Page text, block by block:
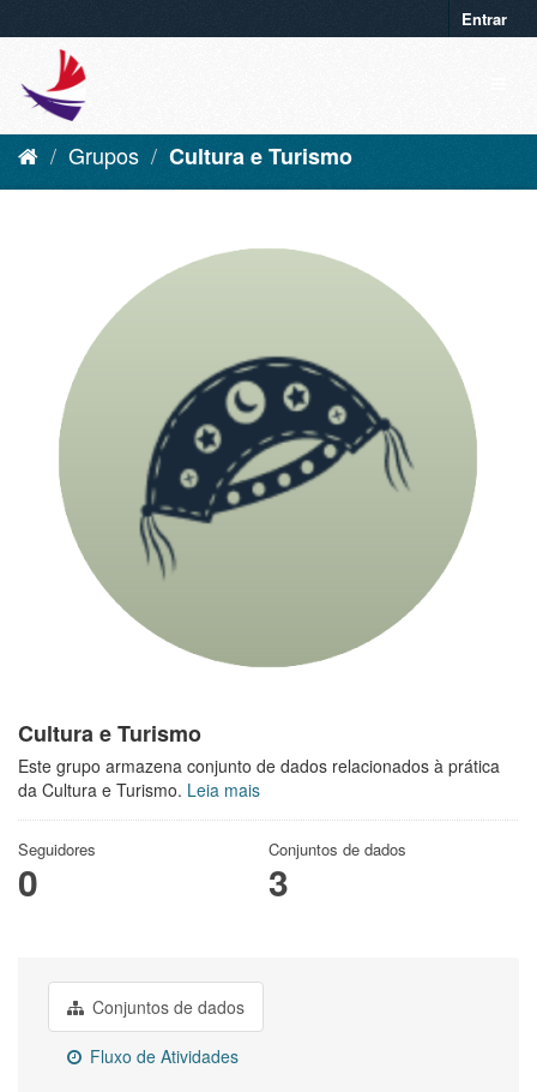
Entrar
Grupos Cultura e Turismo
Cultura e Turismo
Este grupo armazena conjunto de dados relacionados à prática
da Cultura e Turismo. Leia mais
Seguidores
0
Conjuntos de dados
3
Conjuntos de dados
Fluxo de Atividades